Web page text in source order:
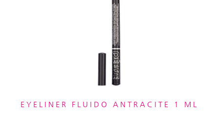
EYELINER FLUIDO ANTRACITE 1 ML